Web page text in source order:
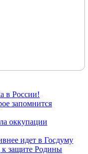
в России!
запомнится
оккупации
идет в Госдуму
к защите Родины